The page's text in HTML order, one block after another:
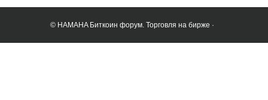
© HAMAHA Биткоин форум. Торговля на бирже ·